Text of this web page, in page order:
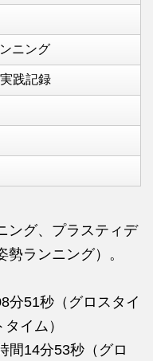
ニング
践記録
ング、プラスティデ
ランニング）。
分51秒（グロスタイ
イム）
間14分53秒（グロ